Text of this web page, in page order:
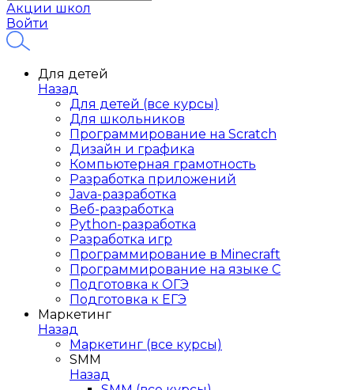
Акции школ
Войти
Для детей
Назад
Для детей (все курсы)
Для школьников
Программирование на Scratch
Дизайн и графика
Компьютерная грамотность
Разработка приложений
Java-разработка
Веб-разработка
Python-разработка
Разработка игр
Программирование в Minecraft
Программирование на языке C
Подготовка к ОГЭ
Подготовка к ЕГЭ
Маркетинг
Назад
Маркетинг (все курсы)
SMM
Назад